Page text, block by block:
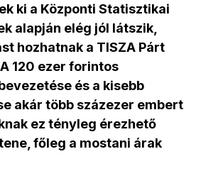
ki a Központi Statisztikai
alapján elég jól látszik,
hozhatnak a TISZA Párt
120 ezer forintos
és a kisebb
akár több százezer embert
ez tényleg érezhető
főleg a mostani árak